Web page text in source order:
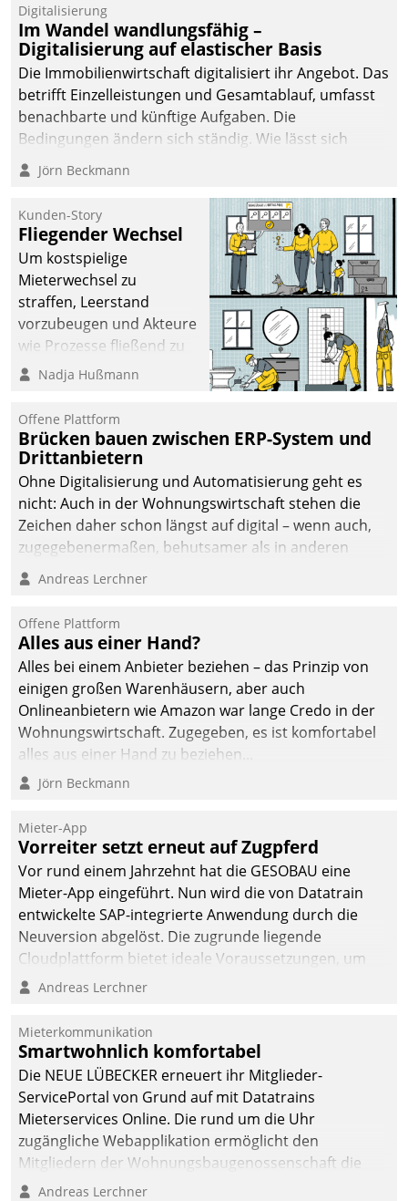
Digitalisierung
Im Wandel wandlungsfähig –
Digitalisierung auf elastischer Basis
Die Immobilienwirtschaft digitalisiert ihr Angebot. Das
betrifft Einzelleistungen und Gesamtablauf, umfasst
benachbarte und künftige Aufgaben. Die
Bedingungen ändern sich ständig. Wie lässt sich
technisch die Kontrolle wahren und zugleich Freiraum
fürs Wachsen öffnen?
Jörn Beckmann
Kunden-Story
Fliegender Wechsel
Um kostspielige
Mieterwechsel zu
straffen, Leerstand
vorzubeugen und Akteure
wie Prozesse fließend zu
vernetzen, nutzt die
Jahresbeginn eine
Überblick, Einsicht und
Eingriff bietende Lösung.
Zur Entwicklung setzte
man auf
Cloudtechnologie,
bewährte und Startup-
agile Projektmethoden.
Nadja Hußmann
Offene Plattform
Brücken bauen zwischen ERP-System und
Drittanbietern
Ohne Digitalisierung und Automatisierung geht es
nicht: Auch in der Wohnungswirtschaft stehen die
Zeichen daher schon längst auf digital – wenn auch,
zugegebenermaßen, behutsamer als in anderen
Branchen.
Andreas Lerchner
Offene Plattform
Alles aus einer Hand?
Alles bei einem Anbieter beziehen – das Prinzip von
einigen großen Warenhäusern, aber auch
Onlineanbietern wie Amazon war lange Credo in der
Wohnungswirtschaft. Zugegeben, es ist komfortabel
alles aus einer Hand zu beziehen...
Jörn Beckmann
Mieter-App
Vorreiter setzt erneut auf Zugpferd
Vor rund einem Jahrzehnt hat die GESOBAU eine
Mieter-App eingeführt. Nun wird die von Datatrain
entwickelte SAP-integrierte Anwendung durch die
Neuversion abgelöst. Die zugrunde liegende
Cloudplattform bietet ideale Voraussetzungen, um
die Funktionalität der App zu erweitern und weitere
integrieren.
Andreas Lerchner
Mieterkommunikation
Smartwohnlich komfortabel
Die NEUE LÜBECKER erneuert ihr Mitglieder-
ServicePortal von Grund auf mit Datatrains
Mieterservices Online. Die rund um die Uhr
zugängliche Webapplikation ermöglicht den
Mitgliedern der Wohnungs­bau­genossenschaft die
Kontaktaufnahme per Smartphone, Tablet oder PC.
Andreas Lerchner